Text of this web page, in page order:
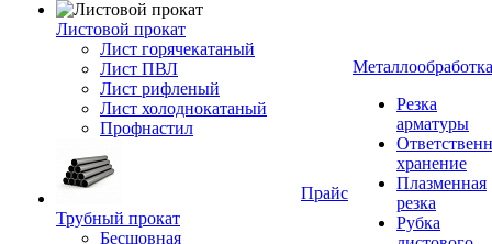
Листовой прокат
Лист горячекатаный
Лист ПВЛ
Лист рифленый
Лист холоднокатаный
Профнастил
Трубный прокат
Бесшовная
Прайс
Металлообработка
Резка
арматуры
хранение
Плазменная
резка
Рубка